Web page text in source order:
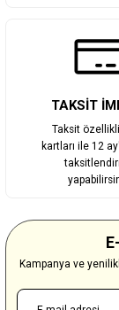
TAKSİT
Taksit
kartları ile 12
Kampanya ve